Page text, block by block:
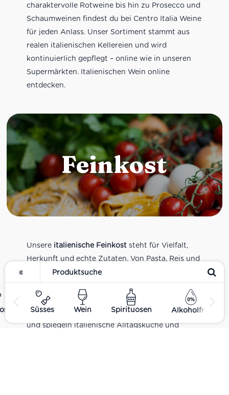
Süsses Wein Spirituosen Alkoholfrei
charaktervolle Rotweine bis hin zu Prosecco und
Schaumweinen findest du bei Centro Italia Weine
für jeden Anlass. Unser Sortiment stammt aus
realen italienischen Kellereien und wird
kontinuierlich gepflegt – online wie in unseren
Supermärkten. Italienischen Wein online
entdecken.
Feinkost
Unsere italienische Feinkoststeht für Vielfalt,
Herkunft und echte Zutaten. Von Pasta, Reis und
Tomatensaucen über Olivenöl, Antipasti und
Pesto bis zu Balsamico und Spezialitäten aus
verschiedenen Regionen Italiens. Alle Produkte
sind Teil unseres realen Supermarkt-Sortiments
und spiegeln italienische Alltagsküche und